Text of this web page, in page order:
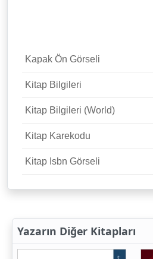
Kapak Ön Görseli
Kitap Bilgileri
Kitap Bilgileri (World)
Kitap Karekodu
Kitap Isbn Görseli
Yazarın Diğer Kitapları